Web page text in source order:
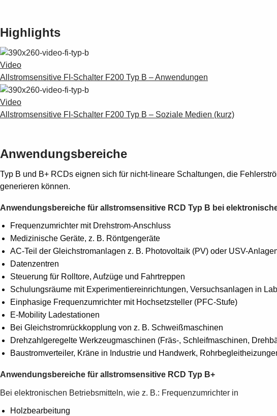
Highlights
Video
Allstromsensitive FI-Schalter F200 Typ B – Anwendungen
Video
Allstromsensitive FI-Schalter F200 Typ B – Soziale Medien (kurz)
Anwendungsbereiche
Typ B und B+ RCDs eignen sich für nicht-lineare Schaltungen, die
generieren können.
Anwendungsbereiche für allstromsensitive RCD Typ B bei
Frequenzumrichter mit Drehstrom-Anschluss
Medizinische Geräte, z. B. Röntgengeräte
AC-Teil der Gleichstromanlagen z. B. Photovoltaik (PV) oder USV-
Datenzentren
Steuerung für Rolltore, Aufzüge und Fahrtreppen
Schulungsräume mit Experimentiereinrichtungen, Versuchsanlagen in
Einphasige Frequenzumrichter mit Hochsetzsteller (PFC-Stufe)
E-Mobility Ladestationen
Bei Gleichstromrückkopplung von z. B. Schweißmaschinen
Drehzahlgeregelte Werkzeugmaschinen (Fräs-, Schleifmaschinen,
Baustromverteiler, Kräne in Industrie und Handwerk,
Anwendungsbereiche für allstromsensitive RCD Typ B+
Bei elektronischen Betriebsmitteln, wie z. B.: Frequenzumrichter in
Holzbearbeitung